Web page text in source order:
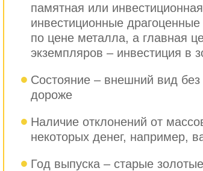
памятная или
инвестиционные
по цене металла, а главная
экземпляров – инвестиция в
Состояние – внешний вид без
дороже
Наличие отклонений от
некоторых денег, например,
Год выпуска – старые